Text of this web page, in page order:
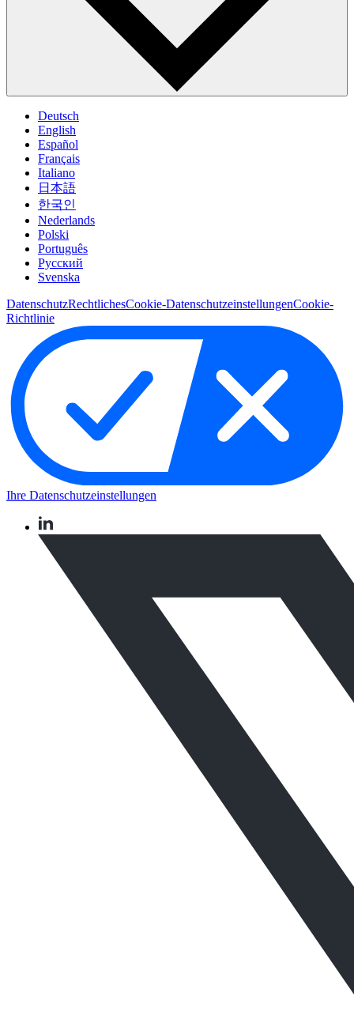
Deutsch
English
Español
Français
Italiano
日本語
한국인
Nederlands
Polski
Português
Pусский
Svenska
DatenschutzRechtlichesCookie-DatenschutzeinstellungenCookie-
Richtlinie
Ihre Datenschutzeinstellungen